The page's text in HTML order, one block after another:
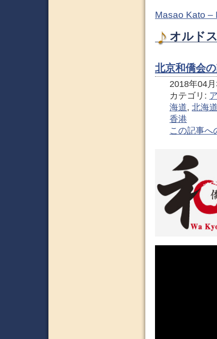
Masao Kato –
オルド
北京和僑会
2018年04
カテゴリ:
海道, 北海
香港
この記事へ